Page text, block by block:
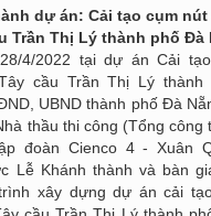
dự án: Cải tạo cụm
Trần Thị Lý thành phố Đà
4/2022 tại dự án Cải
cầu Trần Thị Lý thành
UBND thành phố Đà
thầu thi công (Tổng công
đoàn Cienco 4 - Xuân
Lễ Khánh thành và bàn
xây dựng dự án cải